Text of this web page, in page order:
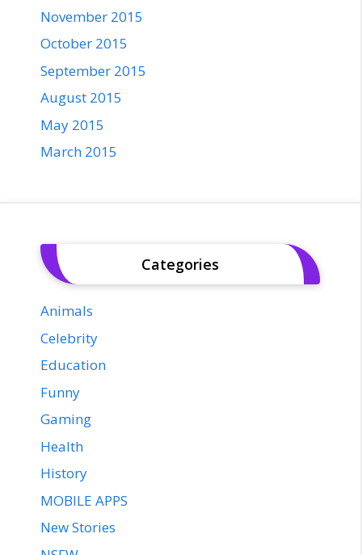
November 2015
October 2015
September 2015
August 2015
May 2015
March 2015
Categories
Animals
Celebrity
Education
Funny
Gaming
Health
History
MOBILE APPS
New Stories